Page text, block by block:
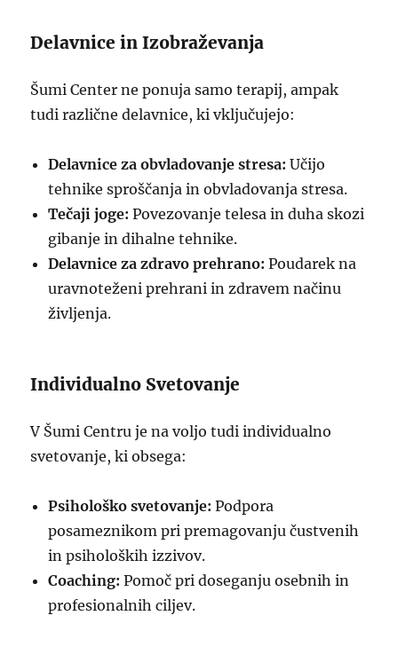
Delavnice in Izobraževanja
Šumi Center ne ponuja samo terapij, ampak
tudi različne delavnice, ki vključujejo:
Delavnice za obvladovanje stresa: Učijo
tehnike sproščanja in obvladovanja stresa.
Tečaji joge: Povezovanje telesa in duha skozi
gibanje in dihalne tehnike.
Delavnice za zdravo prehrano: Poudarek na
uravnoteženi prehrani in zdravem načinu
življenja.
Individualno Svetovanje
V Šumi Centru je na voljo tudi individualno
svetovanje, ki obsega:
Psihološko svetovanje: Podpora
posameznikom pri premagovanju čustvenih
in psiholoških izzivov.
Coaching: Pomoč pri doseganju osebnih in
profesionalnih ciljev.